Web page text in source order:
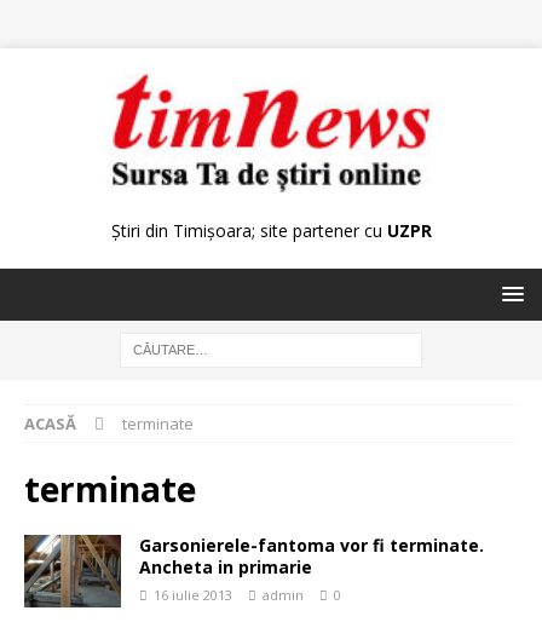
Știri din Timișoara; site partener cu UZPR
ACASĂ terminate
terminate
Garsonierele-fantoma vor fi terminate.
Ancheta in primarie
16 iulie 2013 admin 0